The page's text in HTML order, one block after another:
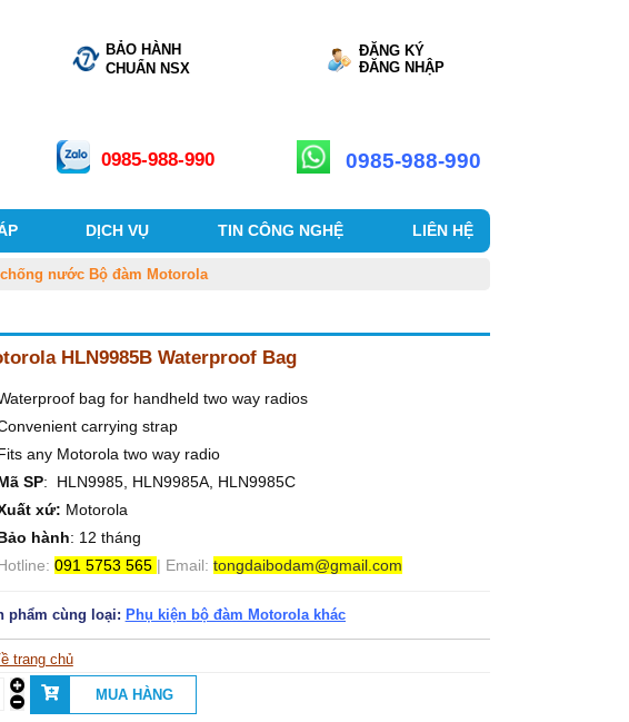
BẢO HÀNH
CHUẨN NSX
ĐĂNG KÝ
ĐĂNG NHẬP
0985-988-990 0985-988-990
DỊCH VỤ TIN CÔNG NGHỆ LIÊN HỆ
chống nước Bộ đàm Motorola
HLN9985B Waterproof Bag
bag for handheld two way radios
carrying strap
any Motorola two way radio
SP: HLN9985, HLN9985A, HLN9985C
xứ: Motorola
hành: 12 tháng
091 5753 565 | Email: tongdaibodam@gmail.com
phẩm cùng loại: Phụ kiện bộ đàm Motorola khác
trang chủ